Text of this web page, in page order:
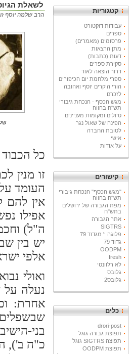
קטגוריות
עבודות דוקטורט
ספרים
פרסומים (מאמרים)
מתן הרצאות
דעות (כתבות)
סקירת ספרים
דרור הוצאה לאור
ספרי מלחמת יום הכיפורים
הורי היקרים יוסף ואהובה
לזכרם
מגש הכסף - הנכחת גיבורי
תש"ח בהווה
טיולים ומקומות מעניינים
הפינה של שאול נגר
לטובת החברה
אישי
על אודות
קישורים
"מגש הכסף" הנכחת גיבורי
תש"ח בהווה
מפת הגבורה של ירושלים
בתש"ח
אתר הגבורה
SIGTRS
פלוגה י' מגדוד 79
גדוד 79
OODPM
fresh
לא רלוונטי
גלובס
גלובס2
כלים
drori-post
תפוצת גבורה גוגל
תפוצה SIGTRS גוגל
תפוצת OODPM
לשאלת
הרב שלמה יוסף
כל הכבוד
זו מנין
העומד
אין להם
אפילו
ה"ל)
יש בין
אלפי
ואולי
נעלה על
אחרת:
בני-
כ"ה ב'),